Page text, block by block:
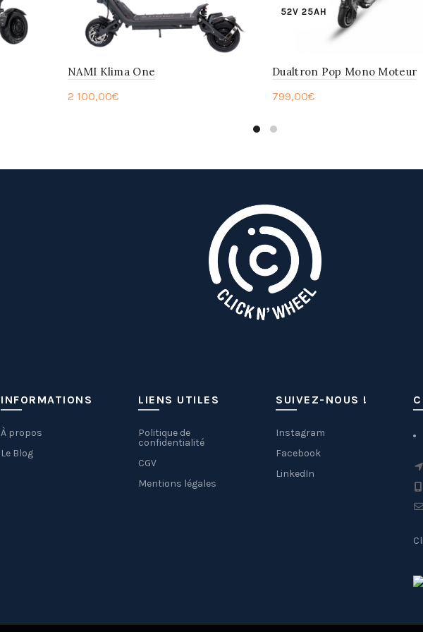
NAMI Klima One
2 100,00€
52V 25AH
Dualtron Pop Mono Moteur
799,00€
INFORMATIONS
À propos
Le Blog
LIENS UTILES
Politique de
confidentialité
CGV
Mentions légales
SUIVEZ-NOUS !
Instagram
Facebook
LinkedIn